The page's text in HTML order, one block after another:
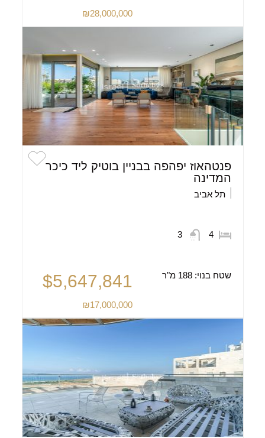
₪28,000,000
פנטהאוז יפהפה בבניין בוטיק ליד כיכר
המדינה
תל אביב
4
3
שטח בנוי:188 מ"ר $5,647,841
₪17,000,000